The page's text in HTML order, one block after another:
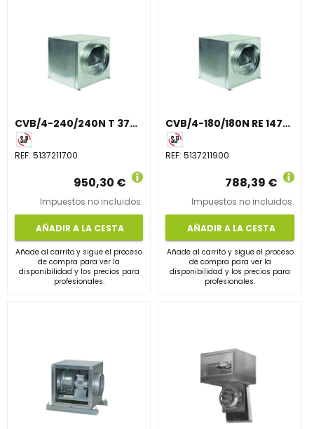
CVB/4-240/240N T 373W (230V 50) N6
REF: 5137211700
950,30 €
Impuestos no incluidos.
AÑADIR A LA CESTA
Añade al carrito y sigue el proceso
de compra para ver la
disponibilidad y los precios para
profesionales.
CVB/4-180/180N RE 147W (230V 50) N8
REF:5137211900
788,39 €
Impuestos no incluidos.
AÑADIR A LA CESTA
Añade al carrito y sigue el proceso
de compra para ver la
disponibilidad y los precios para
profesionales.